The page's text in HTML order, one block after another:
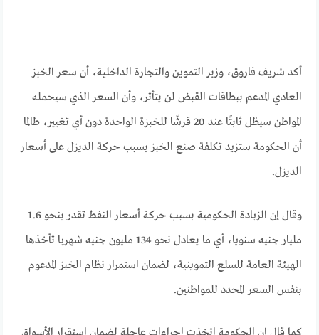
أكد شريف فاروق، وزير التموين والتجارة الداخلية، أن سعر الخبز
العادي المدعم ببطاقات القبض لن يتأثر، وأن السعر الذي سيحمله
المواطن سيظل ثابتًا عند 20 قرشًا للخبزة الواحدة دون أي تغيير، طالما
أن الحكومة ستزيد تكلفة صنع الخبز بسبب حركة الديزل على أسعار
الديزل.
وقال إن الزيادة الحكومية بسبب حركة أسعار النفط تقدر بنحو 1.6
مليار جنيه سنويا، أي ما يعادل نحو 134 مليون جنيه شهريا تأخذها
الهيئة العامة للسلع التموينية، لضمان استمرار نظام الخبز المدعوم
بنفس السعر المحدد للمواطنين.